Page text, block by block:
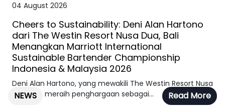
04 August 2026
Cheers to Sustainability: Deni Alan Hartono
dari The Westin Resort Nusa Dua, Bali
Menangkan Marriott International
Sustainable Bartender Championship
Indonesia & Malaysia 2026
Deni Alan Hartono, yang mewakili The Westin Resort Nusa
Dua, Bali, meraih penghargaan sebagai...
NEWS Read More